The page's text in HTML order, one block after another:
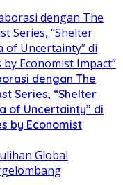
dengan The
Series, “Shelter
of Uncertainty” di
by Economist